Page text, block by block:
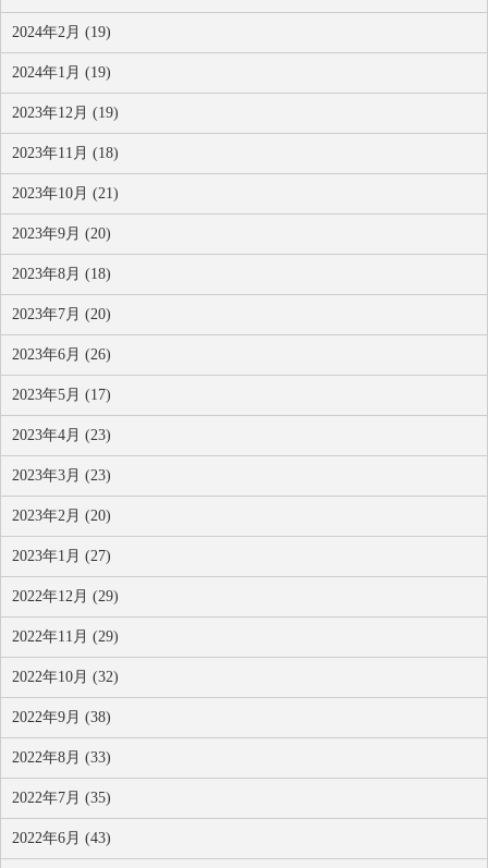
2024年2月 (19)
2024年1月 (19)
2023年12月 (19)
2023年11月 (18)
2023年10月 (21)
2023年9月 (20)
2023年8月 (18)
2023年7月 (20)
2023年6月 (26)
2023年5月 (17)
2023年4月 (23)
2023年3月 (23)
2023年2月 (20)
2023年1月 (27)
2022年12月 (29)
2022年11月 (29)
2022年10月 (32)
2022年9月 (38)
2022年8月 (33)
2022年7月 (35)
2022年6月 (43)